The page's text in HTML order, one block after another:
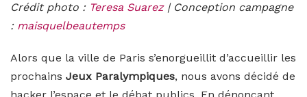
Crédit photo : Teresa Suarez| Conception campagne
: maisquelbeautemps
Alors que la ville de Paris s’enorgueillit d’accueillir les
prochains Jeux Paralympiques, nous avons décidé de